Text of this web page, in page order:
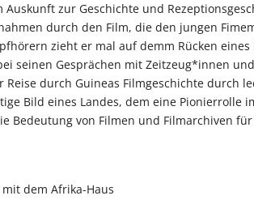
zur Geschichte und
durch den Film, die den jungen
zieht er mal auf demm Rücken
seinen Gesprächen mit Zeitzeug*innen
durch Guineas Filmgeschichte durch
Bild eines Landes, dem eine Pionierrolle
Bedeutung von Filmen und Filmarchiven
dem Afrika-Haus